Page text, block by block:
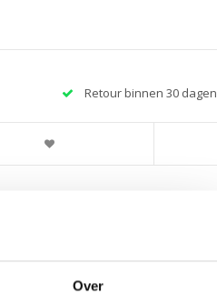
Over
Retour binnen 30 dagen